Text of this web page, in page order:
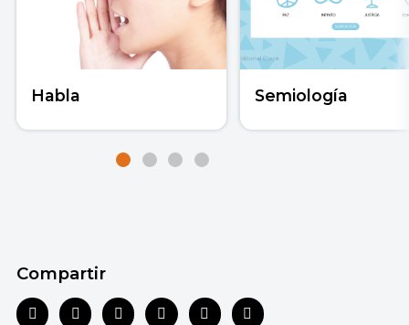
Habla Semiología
Compartir